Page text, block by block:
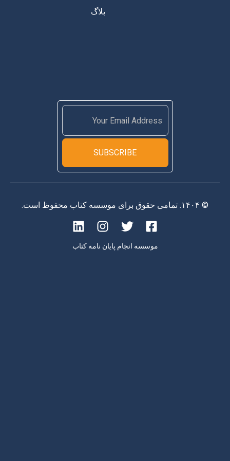
بلاگ
SUBSCRIBE
© ۱۴۰۴. تمامی حقوق برای موسسه کتاب محفوظ است.
موسسه انجام پایان نامه کتاب